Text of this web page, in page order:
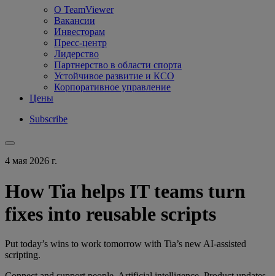
О TeamViewer
Вакансии
Инвесторам
Пресс-центр
Лидерство
Партнерство в области спорта
Устойчивое развитие и КСО
Корпоративное управление
Цены
Subscribe
4 мая 2026 г.
How Tia helps IT teams turn
fixes into reusable scripts
Put today’s wins to work tomorrow with Tia’s new AI-assisted
scripting.